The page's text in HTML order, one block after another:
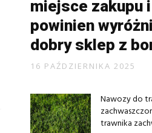
miejsce zakupu
powinien
dobry sklep z
16 PAŹDZIERNIKA 2025
Nawozy do
trawnika